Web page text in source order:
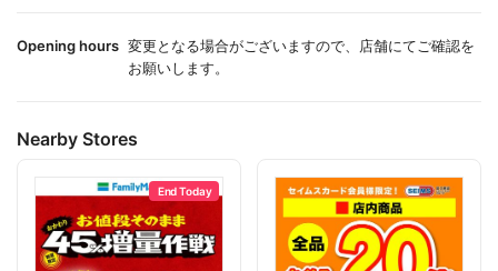
Opening hours 変更となる場合がございますので、店舗にてご確認を
お願いします。
Nearby Stores
End Today